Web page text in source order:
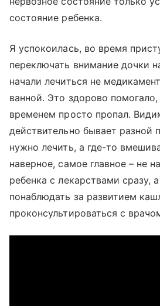
состояние ребенка.
Я успокоилась, во время
переключать внимание дочки
начали лечиться не
ванной. Это здорово
временем просто пропал.
действительно бывает разной
нужно лечить, а где-то
наверное, самое главное – не
ребенка с лекарствами сразу,
понаблюдать за развитием
проконсультироваться с